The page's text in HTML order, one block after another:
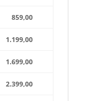
859,00
1.199,00
1.699,00
2.399,00